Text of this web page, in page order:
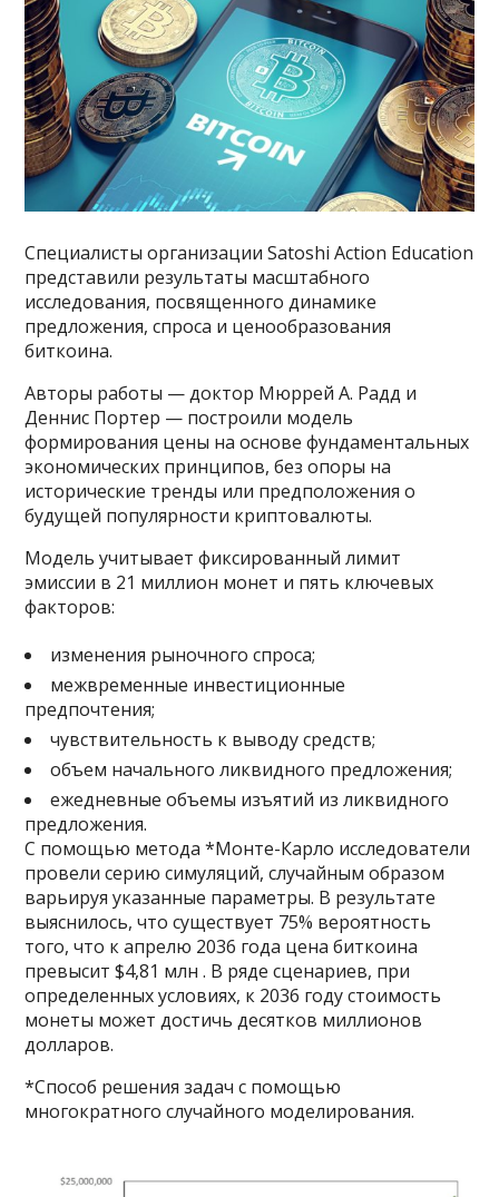
Специалисты организации Satoshi Action Education
представили результаты масштабного
исследования, посвященного динамике
предложения, спроса и ценообразования
биткоина.
Авторы работы — доктор Мюррей А. Радд и
Деннис Портер — построили модель
формирования цены на основе фундаментальных
экономических принципов, без опоры на
исторические тренды или предположения о
будущей популярности криптовалюты.
Модель учитывает фиксированный лимит
эмиссии в 21 миллион монет и пять ключевых
факторов:
изменения рыночного спроса;
межвременные инвестиционные
предпочтения;
чувствительность к выводу средств;
объем начального ликвидного предложения;
ежедневные объемы изъятий из ликвидного
предложения.
С помощью метода *Монте-Карло исследователи
провели серию симуляций, случайным образом
варьируя указанные параметры. В результате
выяснилось, что существует 75% вероятность
того, что к апрелю 2036 года цена биткоина
превысит $4,81 млн . В ряде сценариев, при
определенных условиях, к 2036 году стоимость
монеты может достичь десятков миллионов
долларов.
*Способ решения задач с помощью
многократного случайного моделирования.